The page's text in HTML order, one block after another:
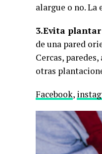
alargue o no.
3.Evita
de una pared
Cercas,
otras
Facebook,